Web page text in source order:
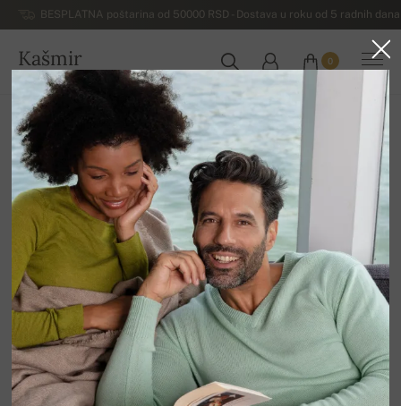
BESPLATNA poštarina od 50000 RSD - Dostava u roku od 5 radnih
Kašmir
SRBIJA
0
Početna